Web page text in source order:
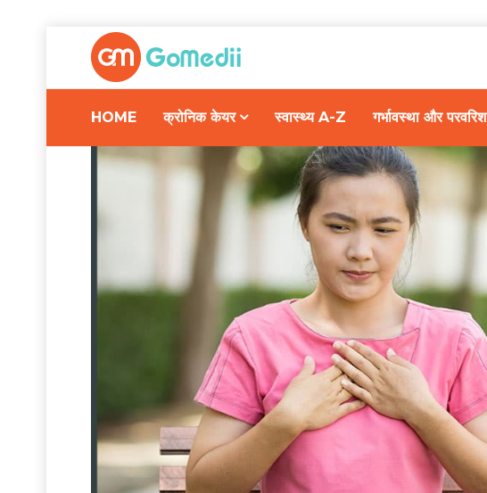
HOME क्रोनिक केयर स्वास्थ्य A-Z गर्भावस्था और परवरिश